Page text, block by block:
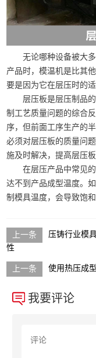
无论哪种设备被大
产品时，模温机是比其
要是因为它在层压时的
层压板是层压制品
制工艺质量问题的综合
序，但前面工序生产的
必须对层压板的质量问
施及时解决，提高层压板
在层压产品中常见
达不到产品成型温度。
制模具温度，会导致饱
压铸行业模
性
使用热压成
我要评论